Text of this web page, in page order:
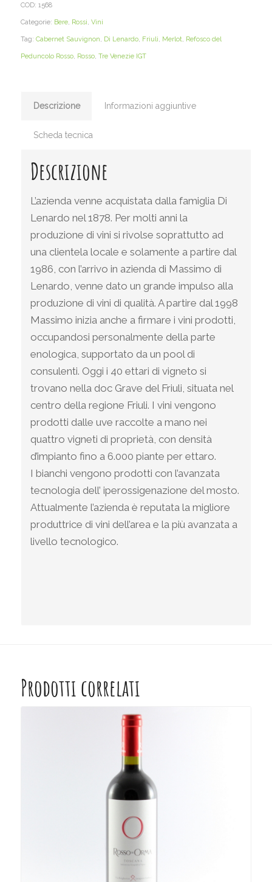
COD: 1568
Categorie: Bere, Rossi, Vini
Tag: Cabernet Sauvignon, Di Lenardo, Friuli, Merlot, Refosco del
Peduncolo Rosso, Rosso, Tre Venezie IGT
Descrizione Informazioni aggiuntive
Scheda tecnica
Descrizione
L’azienda venne acquistata dalla famiglia Di
Lenardo nel 1878. Per molti anni la
produzione di vini si rivolse soprattutto ad
una clientela locale e solamente a partire dal
1986, con l’arrivo in azienda di Massimo di
Lenardo, venne dato un grande impulso alla
produzione di vini di qualità. A partire dal 1998
Massimo inizia anche a firmare i vini prodotti,
occupandosi personalmente della parte
enologica, supportato da un pool di
consulenti. Oggi i 40 ettari di vigneto si
trovano nella doc Grave del Friuli, situata nel
centro della regione Friuli. I vini vengono
prodotti dalle uve raccolte a mano nei
quattro vigneti di proprietà, con densità
d’impianto fino a 6.000 piante per ettaro.
I bianchi vengono prodotti con l’avanzata
tecnologia dell’ iperossigenazione del mosto.
Attualmente l’azienda è reputata la migliore
produttrice di vini dell’area e la più avanzata a
livello tecnologico.
Prodotti correlati